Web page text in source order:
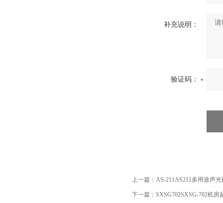
补充说明：
验证码：
上一篇： AS-211AS211多用途声
下一篇： SXSG702SXSG-702机房